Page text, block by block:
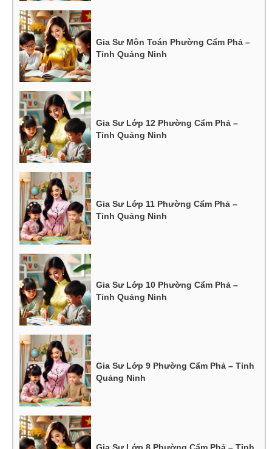
Gia Sư Môn Toán Phường Cẩm Phả –
Tỉnh Quảng Ninh
Gia Sư Lớp 12 Phường Cẩm Phả –
Tỉnh Quảng Ninh
Gia Sư Lớp 11 Phường Cẩm Phả –
Tỉnh Quảng Ninh
Gia Sư Lớp 10 Phường Cẩm Phả –
Tỉnh Quảng Ninh
Gia Sư Lớp 9 Phường Cẩm Phả – Tỉnh
Quảng Ninh
Gia Sư Lớp 8 Phường Cẩm Phả – Tỉnh